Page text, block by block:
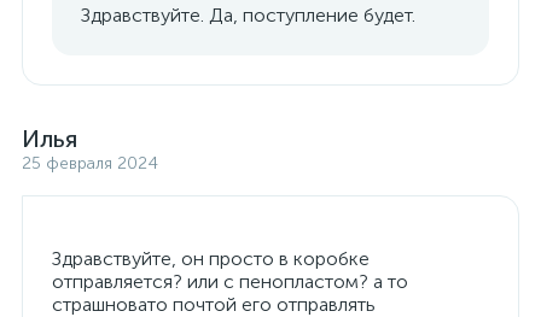
Здравствуйте. Да, поступление будет.
Илья
25 февраля 2024
Здравствуйте, он просто в коробке
отправляется? или с пенопластом? а то
страшновато почтой его отправлять